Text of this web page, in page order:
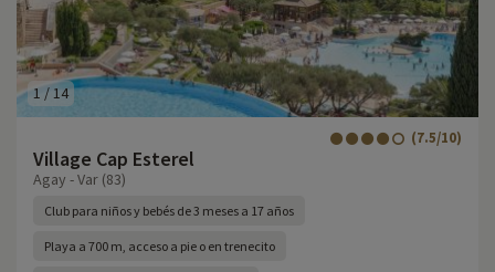
1 /14
Village Cap Esterel
(7.5/10)
Agay - Var (83)
Club para niños y bebés de 3 meses a 17 años
Playa a 700 m, acceso a pie o en trenecito